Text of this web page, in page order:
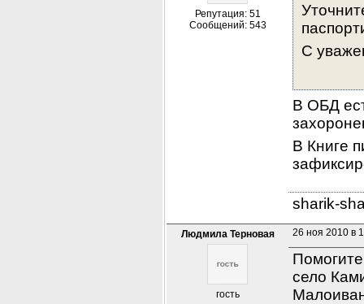
Репутация: 51
Сообщений: 543
С
В ОБД
В Книге
sharik-
Людмила Терновая
гость
26 ноя 2010 в
село